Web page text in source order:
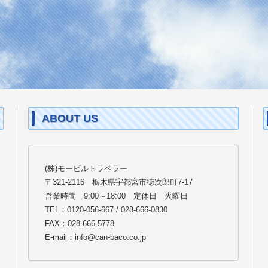
ABOUT US
(株)モービルトラベラー
〒321-2116 栃木県宇都宮市徳次郎町7-17
営業時間 9:00～18:00 定休日 火曜日
TEL：0120-056-667 / 028-666-0830
FAX：028-666-5778
E-mail：info@can-baco.co.jp